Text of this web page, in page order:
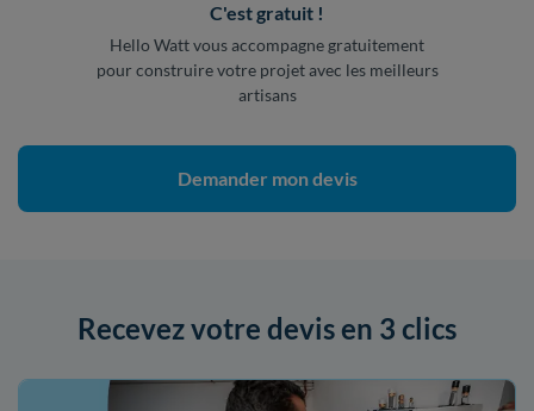
C'est gratuit !
Hello Watt vous accompagne gratuitement
pour construire votre projet avec les meilleurs
artisans
Demander mon devis
Recevez votre devis en 3 clics